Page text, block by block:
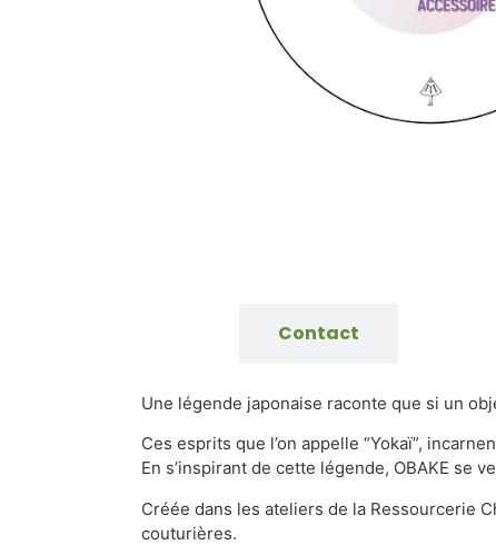
Contact
Une légende japonaise raconte que si un
Ces esprits que l’on appelle “Yokaï”,
En s’inspirant de cette légende, OBAKE se
Créée dans les ateliers de la Ressourcerie
couturières.